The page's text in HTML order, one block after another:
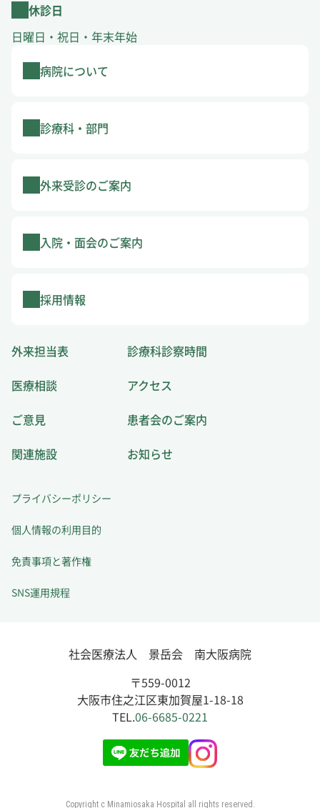
休診日
日曜日・祝日・年末年始
病院について
診療科・部門
外来受診のご案内
入院・面会のご案内
採用情報
外来担当表
診療科診察時間
医療相談
アクセス
ご意見
患者会のご案内
関連施設
お知らせ
プライバシーポリシー
個人情報の利用目的
免責事項と著作権
SNS運用規程
社会医療法人 景岳会 南大阪病院
〒559-0012
大阪市住之江区東加賀屋1-18-18
TEL.06-6685-0221
Copyright c Minamiosaka Hospital all rights reserved.